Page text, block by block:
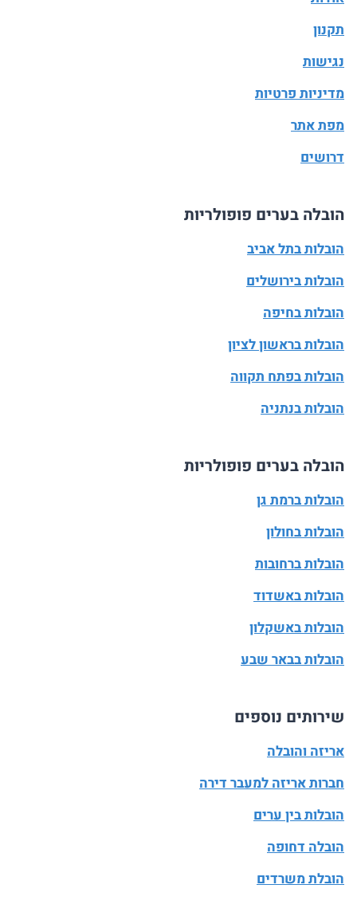
תקנון
נגישות
מדיניות פרטיות
מפת אתר
דרושים
הובלה בערים פופולריות
הובלות בתל אביב
הובלות בירושלים
הובלות בחיפה
הובלות בראשון לציון
הובלות בפתח תקווה
הובלות בנתניה
הובלה בערים פופולריות
הובלות ברמת גן
הובלות בחולון
הובלות ברחובות
הובלות באשדוד
הובלות באשקלון
הובלות בבאר שבע
שירותים נוספים
אריזה והובלה
חברות אריזה למעבר דירה
הובלות בין ערים
הובלה דחופה
הובלת משרדים